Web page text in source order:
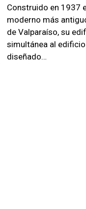
Construido en 1937
moderno más
de Valparaíso, su
simultánea al
diseñado…